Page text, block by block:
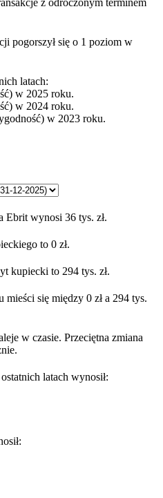
z odroczonym terminem
pogorszył się o 1 poziom w
latach:
w 2025 roku.
w 2024 roku.
w 2023 roku.
Ebrit wynosi 36 tys. zł.
to 0 zł.
kupiecki to 294 tys. zł.
mieści się między 0 zł a 294 tys.
w czasie. Przeciętna zmiana
latach wynosił: